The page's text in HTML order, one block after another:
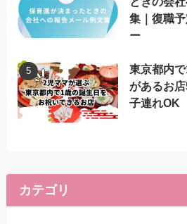
集｜復職
ー
東京都内
があるお
子連れOK
カテゴリ